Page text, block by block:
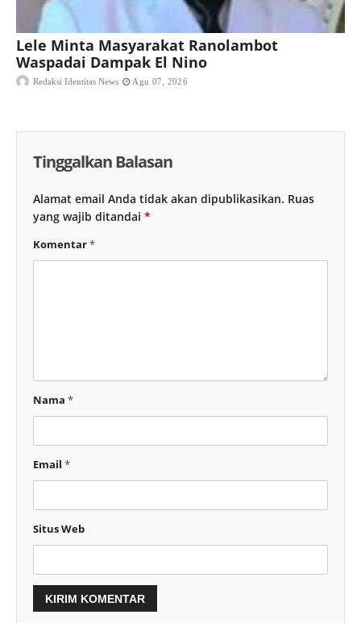
Lele Minta Masyarakat Ranolambot
Waspadai Dampak El Nino
Redaksi Identitas News Agu 07, 2026
Tinggalkan Balasan
Alamat email Anda tidak akan dipublikasikan. Ruas
yang wajib ditandai *
Komentar*
Nama *
Email *
Situs Web